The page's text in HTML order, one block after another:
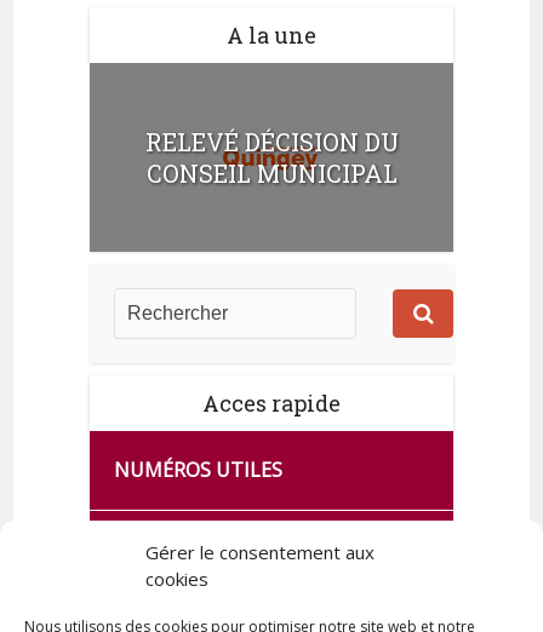
Gérer le consentement aux
cookies
Nous utilisons des cookies pour optimiser notre site web et notre
A la une
RELEVÉ DÉCISION DU
CONSEIL MUNICIPAL
Acces rapide
NUMÉROS UTILES
CA SE PASSE À FRANCE SERVICES
DE QUINGEY